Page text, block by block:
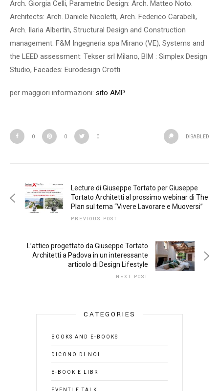
Arch. Giorgia Celli, Parametric Design: Arch. Matteo Noto.
Architects: Arch. Daniele Nicoletti, Arch. Federico Carabelli,
Arch. Ilaria Albertin, Structural Design and Construction
management: F&M Ingegneria spa Mirano (VE), Systems and
the LEED assessment: Tekser srl Milano, BIM : Simplex Design
Studio, Facades: Eurodesign Crotti
per maggiori informazioni: sito AMP
0 0 0 DISABLED
Lecture di Giuseppe Tortato per Giuseppe
Tortato Architetti al prossimo webinar di The
Plan sul tema “Vivere Lavorare e Muoversi”
PREVIOUS POST
L’attico progettato da Giuseppe Tortato
Architetti a Padova in un interessante
articolo di Design Lifestyle
NEXT POST
CATEGORIES
BOOKS AND E-BOOKS
DICONO DI NOI
E-BOOK E LIBRI
EVENTI E TALK